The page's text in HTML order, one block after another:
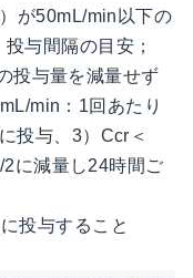
が50mL/min以下の
与間隔の目安；
投与量を減量せず
min：1回あたり
投与、3）Ccr＜
に減量し24時間ご
投与すること